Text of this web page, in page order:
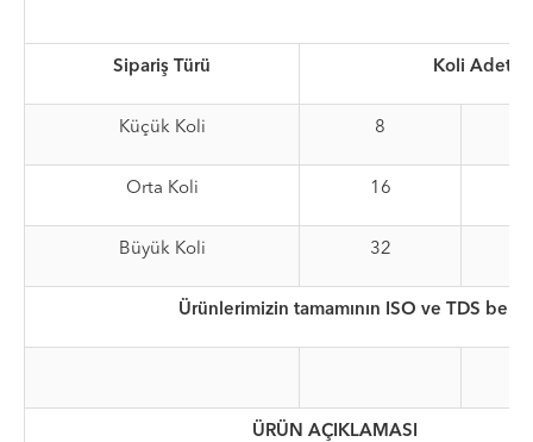
Sipariş Türü Koli Adet
Küçük Koli 8
Orta Koli 16
Büyük Koli 32
Ürünlerimizin tamamının ISO ve TDS
ÜRÜN AÇIKLAMASI